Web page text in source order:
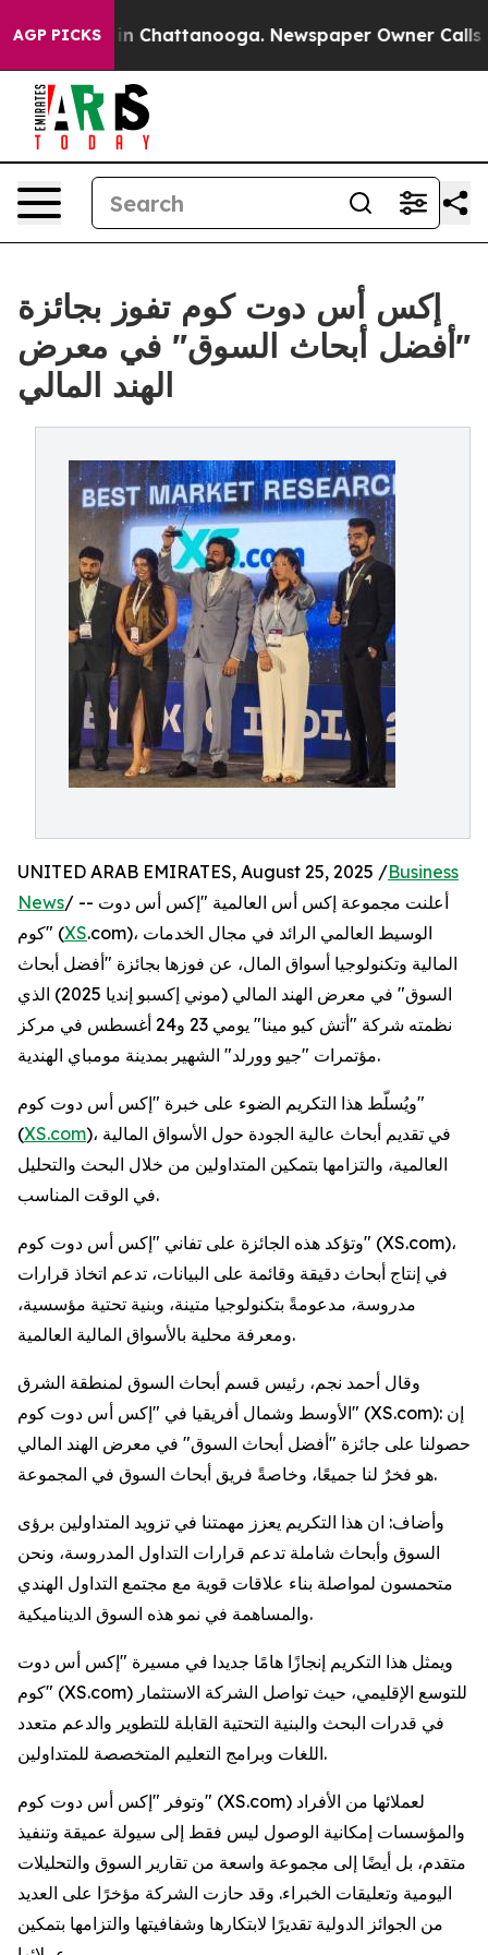
AGP PICKS
Chaos in Chattanooga. Newspaper Owner Calls
إكس أس دوت كوم تفوز بجائزة
"أفضل أبحاث السوق" في معرض
الهند المالي
UNITED ARAB EMIRATES, August 25, 2025 /Business
News/ -- أعلنت مجموعة إكس أس العالمية "إكس أس دوت
كوم" (XS.com)، الوسيط العالمي الرائد في مجال الخدمات
المالية وتكنولوجيا أسواق المال، عن فوزها بجائزة "أفضل أبحاث
السوق" في معرض الهند المالي (موني إكسبو إنديا 2025) الذي
نظمته شركة "أتش كيو مينا" يومي 23 و24 أغسطس في مركز
مؤتمرات "جيو وورلد" الشهير بمدينة مومباي الهندية.
ويُسلّط هذا التكريم الضوء على خبرة "إكس أس دوت كوم"
(XS.com)، في تقديم أبحاث عالية الجودة حول الأسواق المالية
العالمية، والتزامها بتمكين المتداولين من خلال البحث والتحليل
في الوقت المناسب.
وتؤكد هذه الجائزة على تفاني "إكس أس دوت كوم" (XS.com)،
في إنتاج أبحاث دقيقة وقائمة على البيانات، تدعم اتخاذ قرارات
مدروسة، مدعومةً بتكنولوجيا متينة، وبنية تحتية مؤسسية،
ومعرفة محلية بالأسواق المالية العالمية.
وقال أحمد نجم، رئيس قسم أبحاث السوق لمنطقة الشرق
الأوسط وشمال أفريقيا في "إكس أس دوت كوم" (XS.com): إن
حصولنا على جائزة "أفضل أبحاث السوق" في معرض الهند المالي
هو فخرٌ لنا جميعًا، وخاصةً فريق أبحاث السوق في المجموعة.
وأضاف: ان هذا التكريم يعزز مهمتنا في تزويد المتداولين برؤى
السوق وأبحاث شاملة تدعم قرارات التداول المدروسة، ونحن
متحمسون لمواصلة بناء علاقات قوية مع مجتمع التداول الهندي
والمساهمة في نمو هذه السوق الديناميكية.
ويمثل هذا التكريم إنجازًا هامًا جديدا في مسيرة "إكس أس دوت
كوم" (XS.com) للتوسع الإقليمي، حيث تواصل الشركة الاستثمار
في قدرات البحث والبنية التحتية القابلة للتطوير والدعم متعدد
اللغات وبرامج التعليم المتخصصة للمتداولين.
وتوفر "إكس أس دوت كوم" (XS.com) لعملائها من الأفراد
والمؤسسات إمكانية الوصول ليس فقط إلى سيولة عميقة وتنفيذ
متقدم، بل أيضًا إلى مجموعة واسعة من تقارير السوق والتحليلات
اليومية وتعليقات الخبراء. وقد حازت الشركة مؤخرًا على العديد
من الجوائز الدولية تقديرًا لابتكارها وشفافيتها والتزامها بتمكين